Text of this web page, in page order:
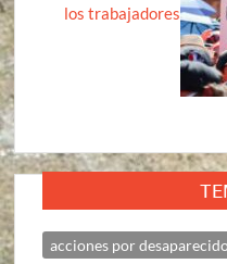
los trabajadores
acciones por